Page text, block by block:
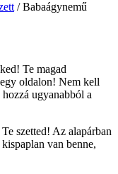
/Babaágynemű
Te magad
oldalon! Nem kell
ugyanabból a
szetted! Az alapárban
van benne,